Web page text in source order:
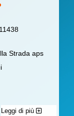
Strada aps
Leggi di più